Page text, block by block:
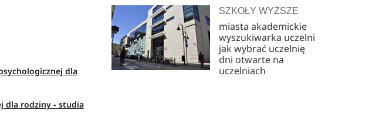
dla
dla rodziny - studia
SZKOŁY WYŻSZE
miasta akademickie
wyszukiwarka uczelni
jak wybrać uczelnię
dni otwarte na
uczelniach